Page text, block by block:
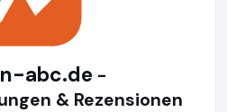
abc.de -
& Rezensionen